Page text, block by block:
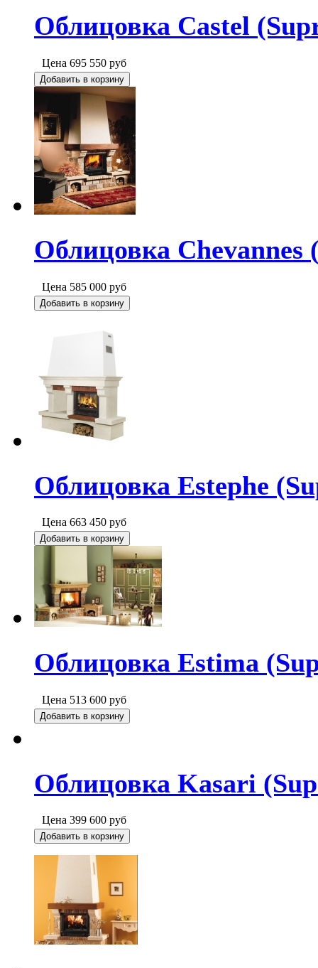
Облицовка Castel
Цена 695 550 руб
Добавить в корзину
Облицовка Chevannes
Цена 585 000 руб
Добавить в корзину
Облицовка Estephe
Цена 663 450 руб
Добавить в корзину
Облицовка Estima
Цена 513 600 руб
Добавить в корзину
Облицовка Kasari
Цена 399 600 руб
Добавить в корзину